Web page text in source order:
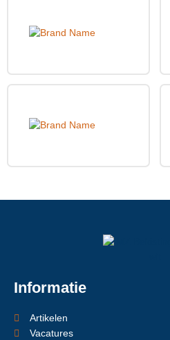
Informatie
Artikelen
Vacatures